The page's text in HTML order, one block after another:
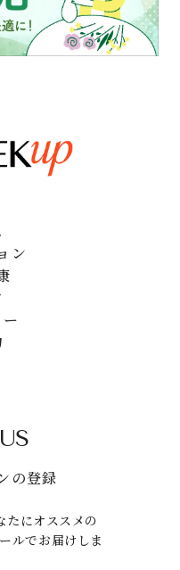
ン
の登録
にオススメの
ルでお届けしま